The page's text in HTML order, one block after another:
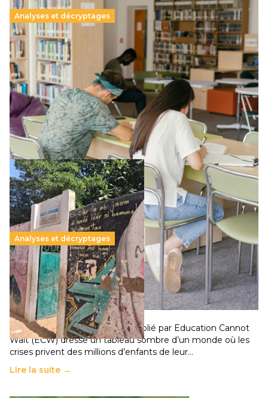
Analyses et décryptages
Supérieur privé : une dérive qui met à mal la
promesse républicaine
11 juillet 2026-
Le projet de loi sur la régulation de l’enseignement
supérieur privé met en lumière l’amplification d’un système
qui relègue l’acte pédagogique au superfétatoire, voire à…
Lire la suite →
Analyses et décryptages
258 millions d’enfants victimes de la guerre, des
chocs climatiques et des déplacements de
population
11 juillet 2026- National
Un nouveau rapport mondial publié par Education Cannot
Wait (ECW) dresse un tableau sombre d’un monde où les
crises privent des millions d’enfants de leur…
Lire la suite →